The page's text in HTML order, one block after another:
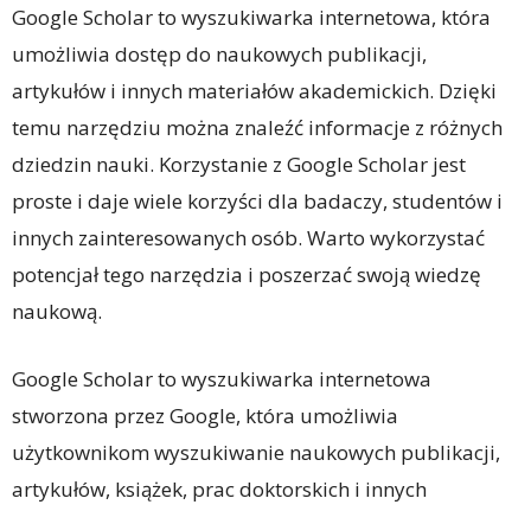
Google Scholar to wyszukiwarka internetowa, która
umożliwia dostęp do naukowych publikacji,
artykułów i innych materiałów akademickich. Dzięki
temu narzędziu można znaleźć informacje z różnych
dziedzin nauki. Korzystanie z Google Scholar jest
proste i daje wiele korzyści dla badaczy, studentów i
innych zainteresowanych osób. Warto wykorzystać
potencjał tego narzędzia i poszerzać swoją wiedzę
naukową.
Google Scholar to wyszukiwarka internetowa
stworzona przez Google, która umożliwia
użytkownikom wyszukiwanie naukowych publikacji,
artykułów, książek, prac doktorskich i innych